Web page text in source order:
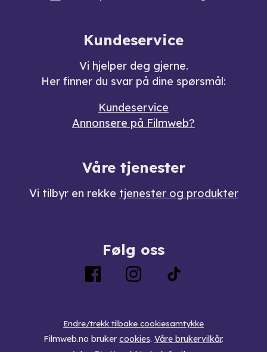
Kundeservice
Vi hjelper deg gjerne.
Her finner du svar på dine spørsmål:
Kundeservice
Annonsere på Filmweb?
Våre tjenester
Vi tilbyr en rekke tjenester og produkter
Følg oss
Endre/trekk tilbake cookiesamtykke
Filmweb.no bruker cookies. Våre brukervilkår.